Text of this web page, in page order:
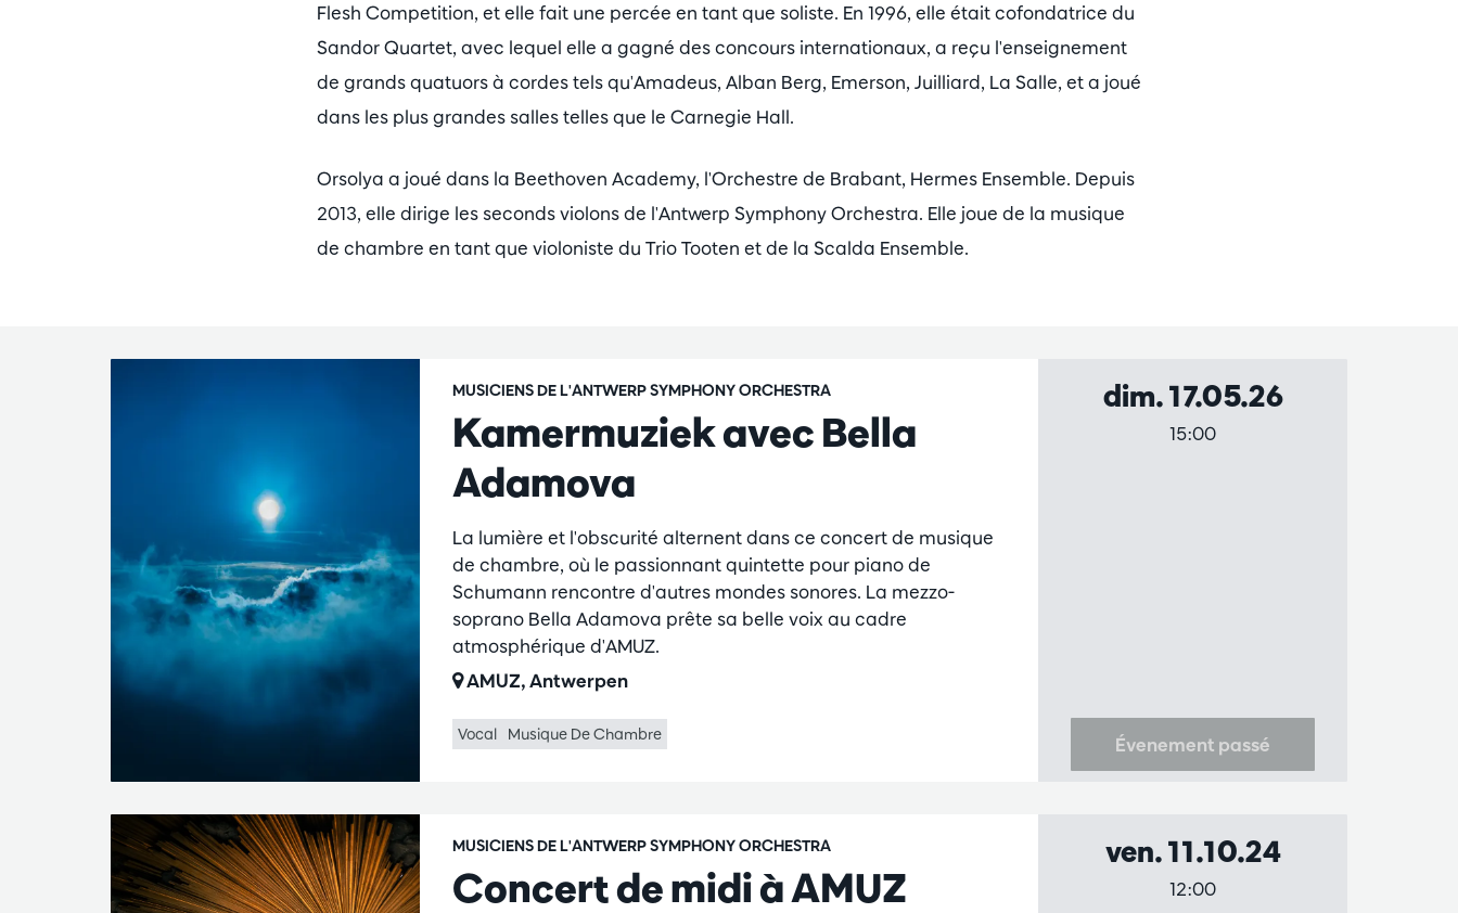
Flesh Competition, et elle fait une percée en tant que soliste. En 1996, elle était cofondatrice du
Sandor Quartet, avec lequel elle a gagné des concours internationaux, a reçu l'enseignement
de grands quatuors à cordes tels qu'Amadeus, Alban Berg, Emerson, Juilliard, La Salle, et a joué
dans les plus grandes salles telles que le Carnegie Hall.
Orsolya a joué dans la Beethoven Academy, l'Orchestre de Brabant, Hermes Ensemble. Depuis
2013, elle dirige les seconds violons de l'Antwerp Symphony Orchestra. Elle joue de la musique
de chambre en tant que violoniste du Trio Tooten et de la Scalda Ensemble.
Kamermuziek avec Bella
Adamova
MUSICIENS DE L'ANTWERP SYMPHONY ORCHESTRA
La lumière et l'obscurité alternent dans ce concert de musique
de chambre, où le passionnant quintette pour piano de
Schumann rencontre d'autres mondes sonores. La mezzo-
soprano Bella Adamova prête sa belle voix au cadre
atmosphérique d'AMUZ.
AMUZ, Antwerpen
Vocal Musique De Chambre
dim. 17.05.26
15:00
Évenement passé
Concert de midi à AMUZ
MUSICIENS DE L'ANTWERP SYMPHONY ORCHESTRA ven. 11.10.24
12:00